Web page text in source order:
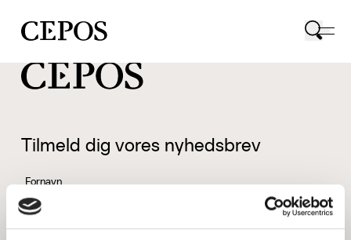
CEPOS logo
Tilmeld dig vores nyhedsbrev
Fornavn